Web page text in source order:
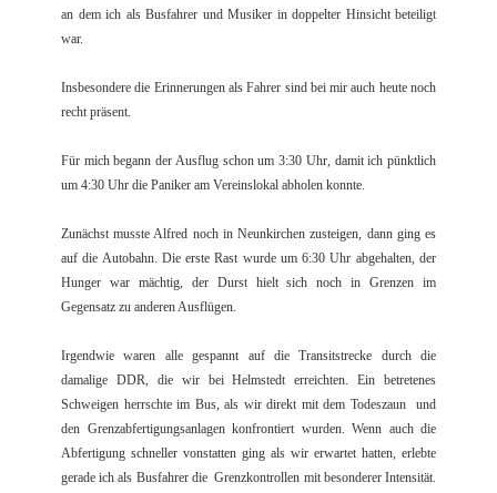
an dem ich als Busfahrer und Musiker in doppelter Hinsicht beteiligt
war.
Insbesondere die Erinnerungen als Fahrer sind bei mir auch heute noch
recht präsent.
Für mich begann der Ausflug schon um 3:30 Uhr, damit ich pünktlich
um 4:30 Uhr die Paniker am Vereinslokal abholen konnte.
Zunächst musste Alfred noch in Neunkirchen zusteigen, dann ging es
auf die Autobahn. Die erste Rast wurde um 6:30 Uhr abgehalten, der
Hunger war mächtig, der Durst hielt sich noch in Grenzen im
Gegensatz zu anderen Ausflügen.
Irgendwie waren alle gespannt auf die Transitstrecke durch die
damalige DDR, die wir bei Helmstedt erreichten. Ein betretenes
Schweigen herrschte im Bus, als wir direkt mit dem Todeszaun und
den Grenzabfertigungsanlagen konfrontiert wurden. Wenn auch die
Abfertigung schneller vonstatten ging als wir erwartet hatten, erlebte
gerade ich als Busfahrer die Grenzkontrollen mit besonderer Intensität.